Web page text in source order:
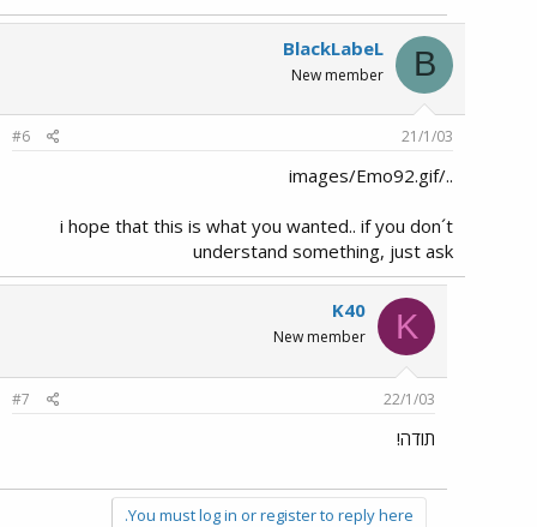
B
BlackLabeL
New member
21/1/03
#6
../images/Emo92.gif
i hope that this is what you wanted.. if you don´t
understand something, just ask
K
K40
New member
22/1/03
#7
תודה!
You must log in or register to reply here.